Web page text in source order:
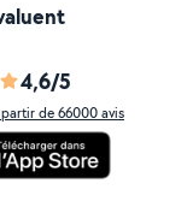
4,6/5
de 66000 avis